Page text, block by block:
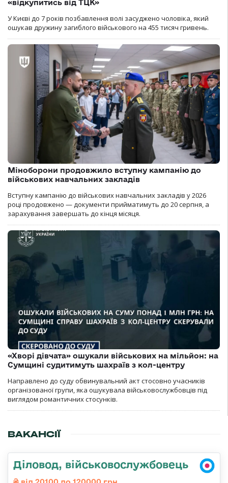
«відкупитись від ТЦК»
У Києві до 7 років позбавлення волі засуджено чоловіка, який
ошукав дружину загиблого військового на 455 тисяч гривень.
Міноборони продовжило вступну кампанію до
військових навчальних закладів
Вступну кампанію до військових навчальних закладів у 2026
році продовжено — документи прийматимуть до 20 серпня, а
зарахування завершать до кінця місяця.
«Хворі дівчата» ошукали військових на мільйон: на
Сумщині судитимуть шахраїв з кол-центру
Направлено до суду обвинувальний акт стосовно учасників
організованої групи, яка ошукувала військовослужбовців під
виглядом романтичних стосунків.
ВАКАНСІЇ
Діловод, військовослужбовець